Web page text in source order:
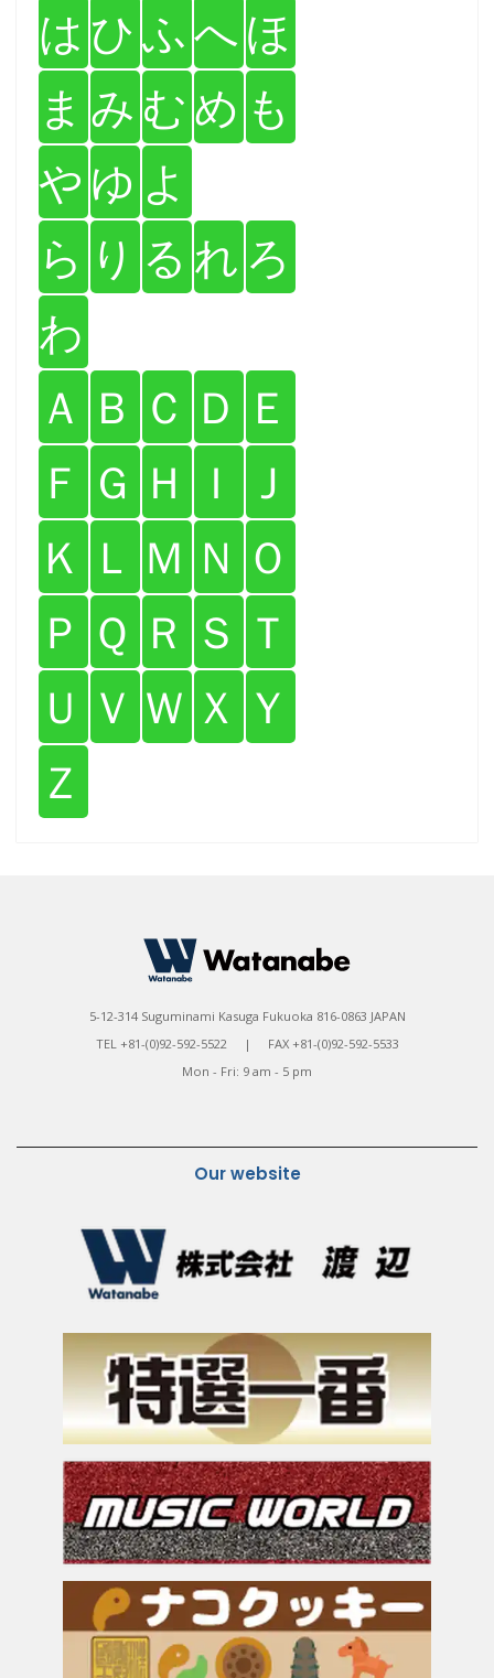
は ひふへほ
ま み むめ も
や ゆ よ
ら り る れ ろ
わ
Ａ Ｂ Ｃ Ｄ Ｅ
Ｆ Ｇ Ｈ Ｉ
Ｊ
Ｋ Ｌ Ｍ Ｎ Ｏ
Ｐ Ｑ Ｒ Ｓ Ｔ
Ｕ Ｖ Ｗ Ｘ Ｙ
Ｚ
5-12-314 Suguminami Kasuga Fukuoka 816-0863 JAPAN
TEL +81-(0)92-592-5522 | FAX +81-(0)92-592-5533
Mon - Fri: 9 am - 5 pm
Our website